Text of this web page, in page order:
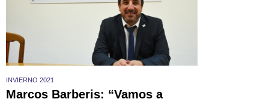
INVIERNO 2021
Marcos Barberis: “Vamos a